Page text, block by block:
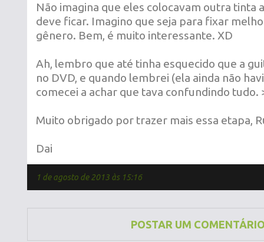
Não imagina que eles colocavam outra tinta
deve ficar. Imagino que seja para fixar
gênero. Bem, é muito interessante. XD
Ah, lembro que até tinha esquecido que a
no DVD, e quando lembrei (ela ainda não
comecei a achar que tava confundindo tudo.
Muito obrigado por trazer mais essa etapa,
Dai
1 de agosto de 2013 às 15:16
POSTAR UM